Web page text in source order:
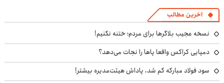
آخرین مطالب
نسخه عجیب بلاگرها برای مردم؛ ختنه نکنیم!
دمپایی کراکس واقعا پاها را نجات می‌دهد؟
سود فولاد مبارکه کم شد، پاداش هیئت‌مدیره بیشتر!